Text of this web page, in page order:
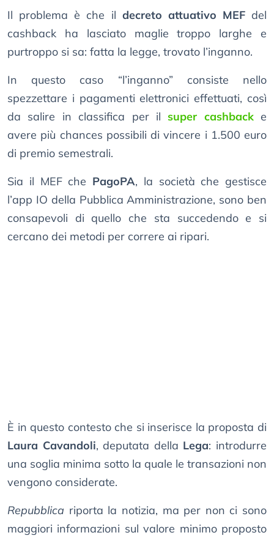
Il problema è che il decreto attuativo MEFdel
cashback ha lasciato maglie troppo larghe e
purtroppo si sa: fatta la legge, trovato l’inganno.
In questo caso “l’inganno” consiste nello
spezzettare i pagamenti elettronici effettuati, così
da salire in classifica per il super cashbacke
avere più chances possibili di vincere i 1.500 euro
di premio semestrali.
Sia il MEF che PagoPA, la società che gestisce
l’app IO della Pubblica Amministrazione, sono ben
consapevoli di quello che sta succedendo e si
cercano dei metodi per correre ai ripari.
È in questo contesto che si inserisce la proposta di
Laura Cavandoli, deputata della Lega: introdurre
una soglia minima sotto la quale le transazioni non
vengono considerate.
Repubblica riporta la notizia, ma per non ci sono
maggiori informazioni sul valore minimo proposto